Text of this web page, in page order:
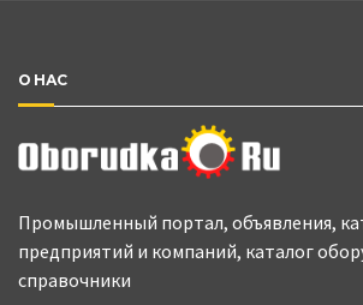
О НАС
Промышленный портал, объявления,
предприятий и компаний, каталог
справочники